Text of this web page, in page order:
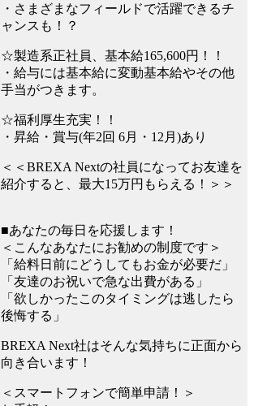
・さまざまなフィールドで活躍できるチ
ャンスも！？
☆製造系正社員、基本給165,600円！！
・給与には基本給に変動基本給やその他
手当がつきます。
☆福利厚生充実！！
・昇給・賞与(年2回 6月・12月)あり
＜＜BREXA Nextの社員になってお友達を
紹介すると、最大15万円もらえる！＞＞
■あなたの毎日を応援します！
＜こんなあなたにお勧めの制度です＞
「給料日前にどうしてもお金が必要だ」
「友達のお祝いで急な出費がある」
「欲しかったこのタイミングは逃したら
後悔する」
BREXA Next社はそんな気持ちに正面から
向き合います！
＜スマートフォンで簡単申請！＞